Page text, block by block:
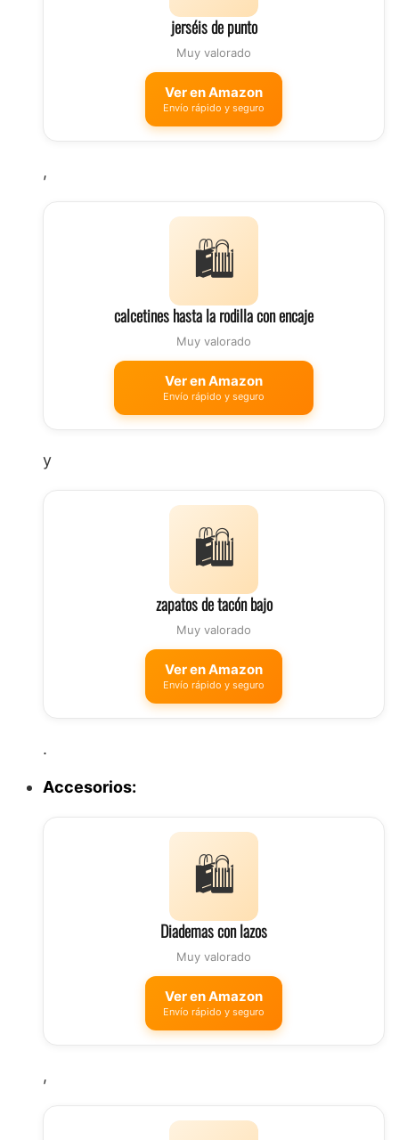
jerséis de punto
Muy valorado
Ver en Amazon
Envío rápido y seguro
,
🛍️
calcetines hasta la rodilla con encaje
Muy valorado
Ver en Amazon
Envío rápido y seguro
y
🛍️
zapatos de tacón bajo
Muy valorado
Ver en Amazon
Envío rápido y seguro
.
Accesorios:
🛍️
Diademas con lazos
Muy valorado
Ver en Amazon
Envío rápido y seguro
,